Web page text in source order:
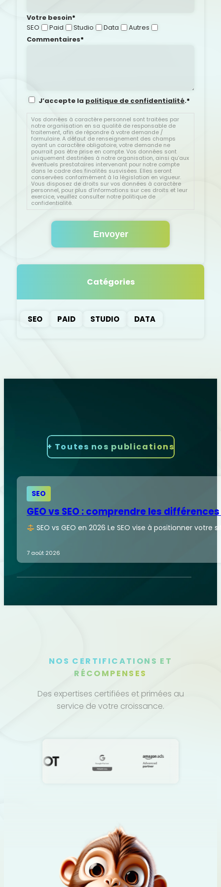
Catégories
SEO PAID STUDIO DATA
Votre besoin*
SEO
Paid Studio Data
Autres
Commentaires*
R
J’accepte la politique de confidentialité.*
Vos données à caractère personnel sont traitées par
notre organisation en sa qualité de responsable de
traitement, afin de répondre à votre demande /
formulaire. A défaut de renseignement des champs
ayant un caractère obligatoire, votre demande ne
pourrait pas être prise en compte. Vos données sont
uniquement destinées à notre organisation, ainsi qu’aux
éventuels prestataires intervenant pour notre compte
dans le cadre des finalités susvisées. Elles seront
conservées conformément à la législation en vigueur.
Vous disposez de droits sur vos données à caractère
personnel, pour plus d’informations sur ces droits et leur
exercice, veuillez consulter notre politique de
confidentialité.
+ Toutes nos publications
SEO
GEO vs SEO : comprendre les
SEO vs GEO en 2026 Le SEO vise à positionner
7 août 2026
NOS CERTIFICATIONS ET
RÉCOMPENSES
Des expertises certifiées et primées au
service de votre croissance.